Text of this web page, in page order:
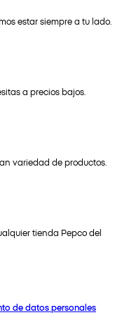
estar siempre a tu lado.
a precios bajos.
variedad de productos.
tienda Pepco del
de datos personales